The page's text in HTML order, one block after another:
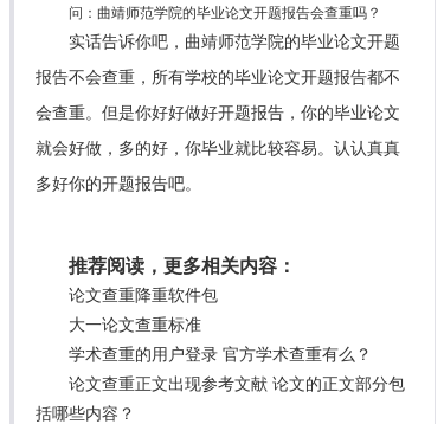
问：曲靖师范学院的毕业论文开题报告会查重吗？
实话告诉你吧，曲靖师范学院的毕业论文开题
报告不会查重，所有学校的毕业论文开题报告都不
会查重。但是你好好做好开题报告，你的毕业论文
就会好做，多的好，你毕业就比较容易。认认真真
多好你的开题报告吧。
推荐阅读，更多相关内容：
论文查重降重软件包
大一论文查重标准
学术查重的用户登录 官方学术查重有么？
论文查重正文出现参考文献 论文的正文部分包
括哪些内容？